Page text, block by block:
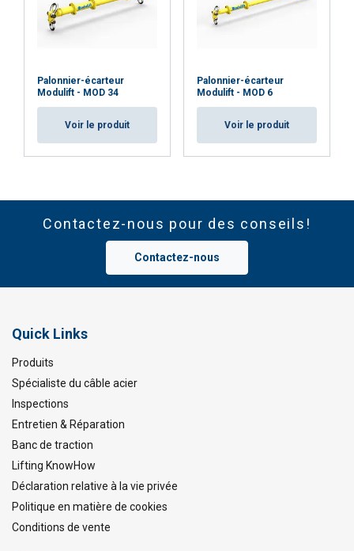
Palonnier-écarteur
Modulift - MOD 34
Voir le produit
Palonnier-écarteur
Modulift - MOD 6
Voir le produit
Contactez-nous pour des conseils!
Contactez-nous
Quick Links
Produits
Spécialiste du câble acier
Inspections
Entretien & Réparation
Banc de traction
Lifting KnowHow
Déclaration relative à la vie privée
Politique en matière de cookies
Conditions de vente